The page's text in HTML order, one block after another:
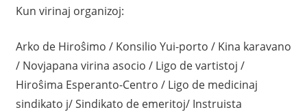
Kun virinaj organizoj:
Arko de Hiroŝimo / Konsilio Yui-porto / Kina karavano
/ Novjapana virina asocio / Ligo de vartistoj /
Hiroŝima Esperanto-Centro / Ligo de medicinaj
sindikato j/ Sindikato de emeritoj/ Instruista